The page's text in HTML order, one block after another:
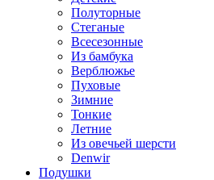
Полуторные
Стеганые
Всесезонные
Из бамбука
Верблюжье
Пуховые
Зимние
Тонкие
Летние
Из овечьей шерсти
Denwir
Подушки